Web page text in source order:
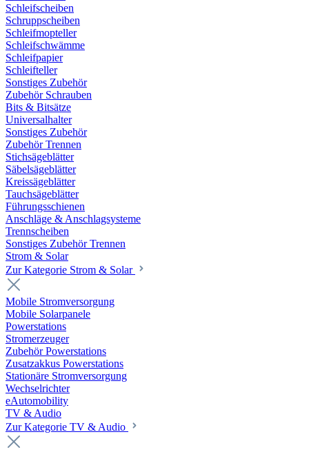
Schleifscheiben
Schruppscheiben
Schleifmopteller
Schleifschwämme
Schleifpapier
Schleifteller
Sonstiges Zubehör
Zubehör Schrauben
Bits & Bitsätze
Universalhalter
Sonstiges Zubehör
Zubehör Trennen
Stichsägeblätter
Säbelsägeblätter
Kreissägeblätter
Tauchsägeblätter
Führungsschienen
Anschläge & Anschlagsysteme
Trennscheiben
Sonstiges Zubehör Trennen
Strom & Solar
Zur Kategorie Strom & Solar
Mobile Stromversorgung
Mobile Solarpanele
Powerstations
Stromerzeuger
Zubehör Powerstations
Zusatzakkus Powerstations
Stationäre Stromversorgung
Wechselrichter
eAutomobility
TV & Audio
Zur Kategorie TV & Audio